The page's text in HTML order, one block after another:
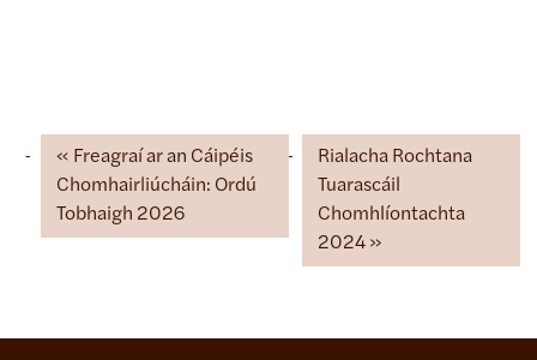
Freagraí ar an Cáipéis
Chomhairliúcháin: Ordú
Tobhaigh 2026
Rialacha Rochtana
Tuarascáil
Chomhlíontachta
2024